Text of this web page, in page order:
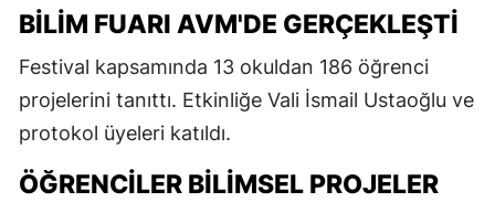
BILIM FUARI AVM'DE GERÇEKLEŞTI
Festival kapsamında 13 okuldan 186 öğrenci
projelerini tanıttı. Etkinliğe Vali İsmail Ustaoğlu ve
protokol üyeleri katıldı.
ÖĞRENCILER BILIMSEL PROJELER